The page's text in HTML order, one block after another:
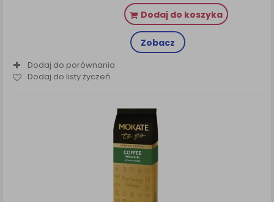
Dodaj do koszyka
Zobacz
Dodaj do porównania
Dodaj do listy życzeń